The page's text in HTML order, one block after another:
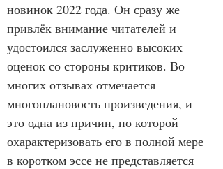
новинок 2022 года. Он сразу же
привлёк внимание читателей и
удостоился заслуженно высоких
оценок со стороны критиков. Во
многих отзывах отмечается
многоплановость произведения, и
это одна из причин, по которой
охарактеризовать его в полной мере
в коротком эссе не представляется